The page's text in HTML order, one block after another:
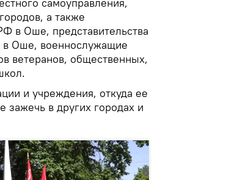
а также
в Оше, представительства
в Оше, военнослужащие
ветеранов, общественных,
и учреждения, откуда ее
зажечь в других городах и